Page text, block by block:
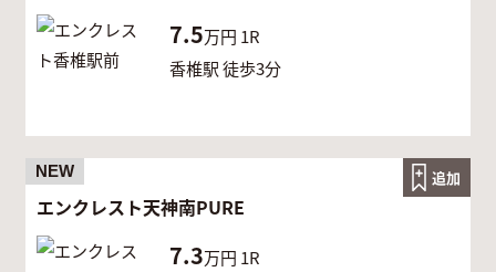
7.5万円 1R
香椎駅 徒歩3分
NEW
エンクレスト天神南PURE
7.3万円 1R
追加